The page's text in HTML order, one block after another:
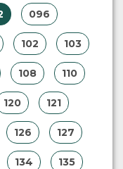
096
102 103
108 110
120 121
126 127
134 135